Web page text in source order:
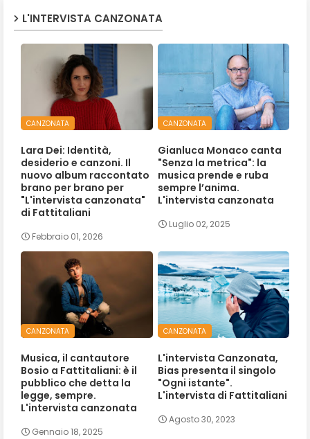
L'INTERVISTA CANZONATA
CANZONATA
Lara Dei: Identità,
desiderio e canzoni. Il
nuovo album raccontato
brano per brano per
"L'intervista canzonata"
di Fattitaliani
Febbraio 01, 2026
CANZONATA
Gianluca Monaco canta
"Senza la metrica": la
musica prende e ruba
sempre l’anima.
L'intervista canzonata
Luglio 02, 2025
CANZONATA
Musica, il cantautore
Bosio a Fattitaliani: è il
pubblico che detta la
legge, sempre.
L'intervista canzonata
Gennaio 18, 2025
CANZONATA
L'intervista Canzonata,
Bias presenta il singolo
"Ogni istante".
L'intervista di Fattitaliani
Agosto 30, 2023